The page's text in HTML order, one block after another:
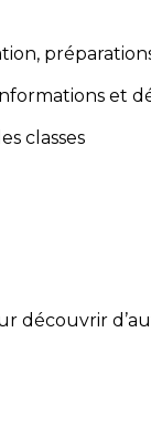
et
classes
découvrir